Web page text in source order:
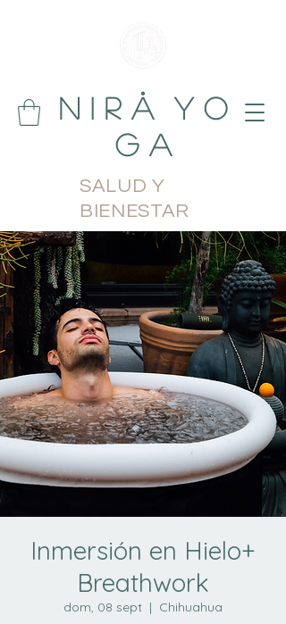
N i r å Y o
g a
SALUD Y
BIENESTAR
Inmersión en Hielo+
Breathwork
dom, 08 sept
  |
Chihuahua